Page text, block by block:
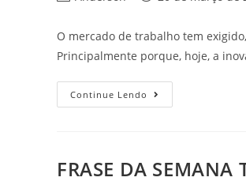
O mercado de trabalho tem
Principalmente porque, hoje, a
Continue Lendo
FRASE DA SEMANA